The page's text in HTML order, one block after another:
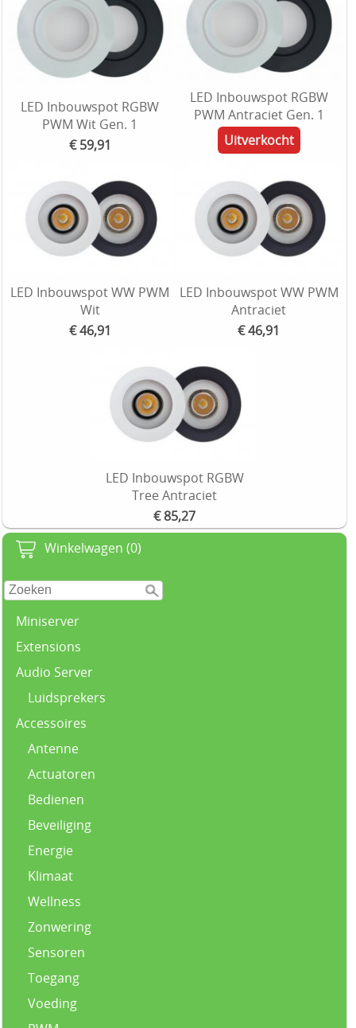
Winkelwagen (0)
Miniserver
Extensions
Audio Server
Luidsprekers
Accessoires
Antenne
Actuatoren
Bedienen
Beveiliging
Energie
Klimaat
Wellness
Zonwering
Sensoren
Toegang
Voeding
LED Inbouwspot RGBW
PWM Wit Gen. 1
€ 59,91
LED Inbouwspot RGBW
PWM Antraciet Gen. 1
Uitverkocht
LED Inbouwspot WW PWM
Wit
€ 46,91
LED Inbouwspot WW PWM
Antraciet
€ 46,91
LED Inbouwspot RGBW
Tree Antraciet
€ 85,27